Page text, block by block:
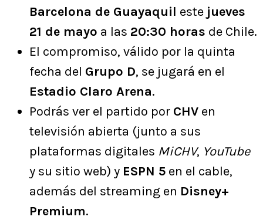
Barcelona de Guayaquil este jueves
21 de mayo a las 20:30 horas de Chile.
El compromiso, válido por la quinta
fecha del Grupo D, se jugará en el
Estadio Claro Arena.
Podrás ver el partido por CHV en
televisión abierta (junto a sus
plataformas digitales MiCHV, YouTube
y su sitio web) y ESPN 5 en el cable,
además del streaming en Disney+
Premium.